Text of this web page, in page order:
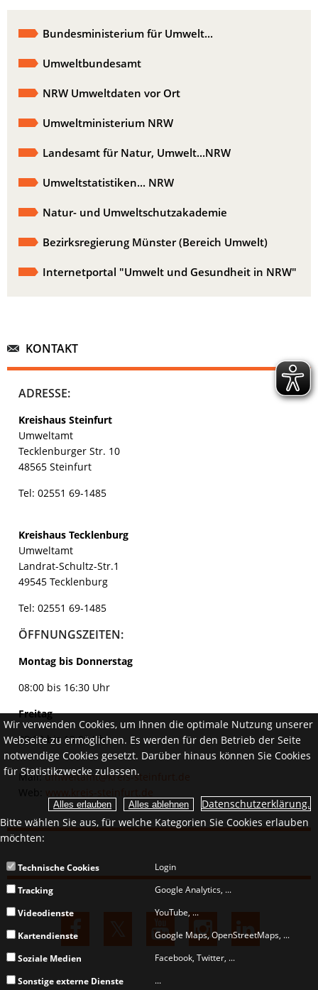
Bundesministerium für Umwelt...
Umweltbundesamt
NRW Umweltdaten vor Ort
Umweltministerium NRW
Landesamt für Natur, Umwelt...NRW
Umweltstatistiken... NRW
Natur- und Umweltschutzakademie
Bezirksregierung Münster (Bereich Umwelt)
Internetportal "Umwelt und Gesundheit in NRW"
KONTAKT
ADRESSE:
Kreishaus Steinfurt
Umweltamt
Tecklenburger Str. 10
48565 Steinfurt
Tel: 02551 69-1485
Kreishaus Tecklenburg
Umweltamt
Landrat-Schultz-Str.1
49545 Tecklenburg
Tel: 02551 69-1485
ÖFFNUNGSZEITEN:
Montag bis Donnerstag
08:00 bis 16:30 Uhr
Freitag
08:00 bis 13:00 Uhr
Mail:umweltamt@kreis-steinfurt.de
Web:
Wir verwenden Cookies, um Ihnen die optimale Nutzung unserer
Webseite zu ermöglichen. Es werden für den Betrieb der Seite
notwendige Cookies gesetzt. Darüber hinaus können Sie Cookies
für Statistikzwecke zulassen.
Datenschutzerklärung.
Bitte wählen Sie aus, für welche Kategorien Sie Cookies erlauben
möchten:
Technische Cookies
Login
Tracking
Google Analytics, ...
Videodienste
YouTube, ...
Kartendienste
Google Maps, OpenStreetMaps, ...
Soziale Medien
Facebook, Twitter, ...
Sonstige externe Dienste
...